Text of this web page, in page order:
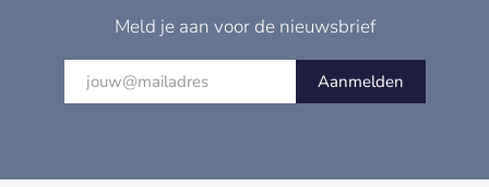
Meld je aan voor de nieuwsbrief
Aanmelden